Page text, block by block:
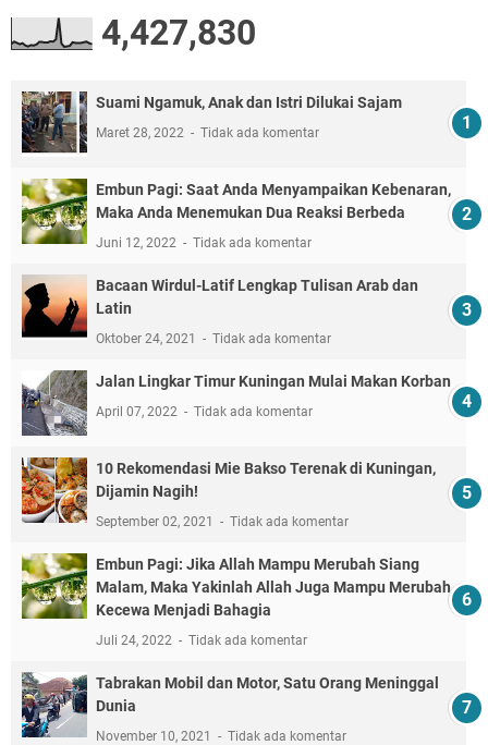
4,427,830
Suami Ngamuk, Anak dan Istri Dilukai Sajam
Maret 28, 2022 Tidak ada komentar
Embun Pagi: Saat Anda Menyampaikan Kebenaran,
Maka Anda Menemukan Dua Reaksi Berbeda
Juni 12, 2022 Tidak ada komentar
Bacaan Wirdul-Latif Lengkap Tulisan Arab dan
Latin
Oktober 24, 2021 Tidak ada komentar
Jalan Lingkar Timur Kuningan Mulai Makan Korban
April 07, 2022 Tidak ada komentar
10 Rekomendasi Mie Bakso Terenak di Kuningan,
Dijamin Nagih!
September 02, 2021 Tidak ada komentar
Embun Pagi: Jika Allah Mampu Merubah Siang
Malam, Maka Yakinlah Allah Juga Mampu Merubah
Kecewa Menjadi Bahagia
Juli 24, 2022 Tidak ada komentar
Tabrakan Mobil dan Motor, Satu Orang Meninggal
Dunia
November 10, 2021 Tidak ada komentar